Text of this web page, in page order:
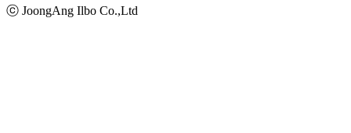
ⓒ JoongAng Ilbo Co.,Ltd